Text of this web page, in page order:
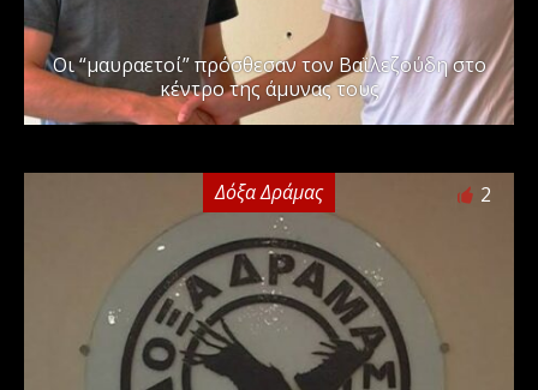
Οι “μαυραετοί” πρόσθεσαν τον Βαϊλεζούδη στο
κέντρο της άμυνας τους
Δόξα Δράμας 2